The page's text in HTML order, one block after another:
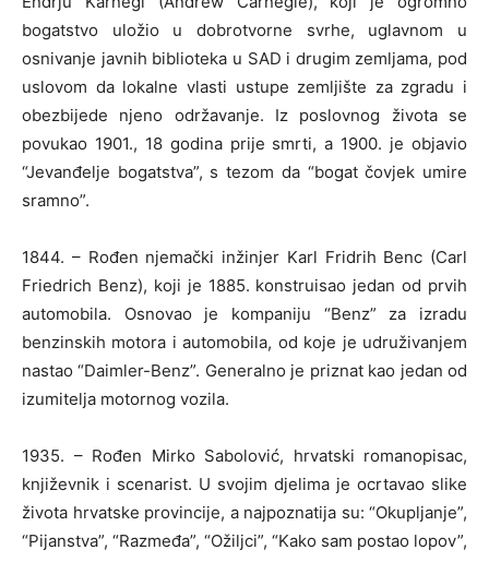
bogatstvo uložio u dobrotvorne svrhe, uglavnom u
osnivanje javnih biblioteka u SAD i drugim zemljama, pod
uslovom da lokalne vlasti ustupe zemljište za zgradu i
obezbijede njeno održavanje. Iz poslovnog života se
povukao 1901., 18 godina prije smrti, a 1900. je objavio
“Jevanđelje bogatstva”, s tezom da “bogat čovjek umire
sramno”.
1844. – Rođen njemački inžinjer Karl Fridrih Benc (Carl
Friedrich Benz), koji je 1885. konstruisao jedan od prvih
automobila. Osnovao je kompaniju “Benz” za izradu
benzinskih motora i automobila, od koje je udruživanjem
nastao “Daimler-Benz”. Generalno je priznat kao jedan od
izumitelja motornog vozila.
1935. – Rođen Mirko Sabolović, hrvatski romanopisac,
književnik i scenarist. U svojim djelima je ocrtavao slike
života hrvatske provincije, a najpoznatija su: “Okupljanje”,
“Pijanstva”, “Razmeđa”, “Ožiljci”, “Kako sam postao lopov”,